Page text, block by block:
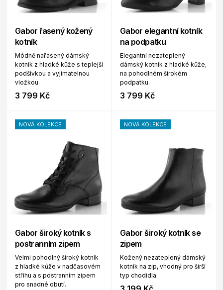
Gabor řasený kožený
kotník
Módně nařasený dámský
kotník z hladké kůže s teplejší
podšívkou a vyjímatelnou
vložkou.
3 799 Kč
Gabor elegantní kotník
na podpatku
Elegantní nezateplený
dámský kotník z hladké kůže,
na pohodlném širokém
podpatku.
3 799 Kč
NOVÁ KOLEKCE
Gabor široký kotník s
postranním zipem
Velmi pohodlný široký kotník
z hladké kůže v nadčasovém
střihu a s postranním zipem
pro snadné obutí.
NOVÁ KOLEKCE
Gabor široký kotník se
zipem
Kožený nezateplený dámský
kotník na zip, vhodný pro širší
typ chodidla.